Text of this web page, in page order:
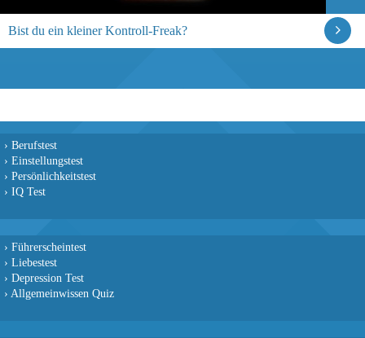
Bist du ein kleiner Kontroll-Freak?
› Berufstest
› Einstellungstest
› Persönlichkeitstest
› IQ Test
› Führerscheintest
› Liebestest
› Depression Test
› Allgemeinwissen Quiz